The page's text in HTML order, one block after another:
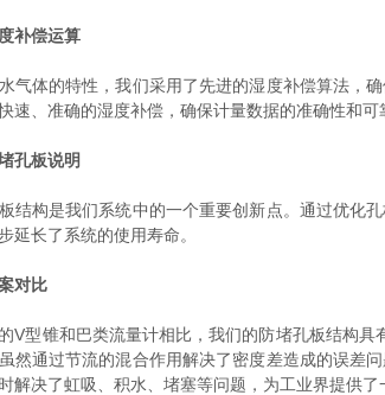
补偿运算
体的特性，我们采用了先进的湿度补偿算法，确
速、准确的湿度补偿，确保计量数据的准确性和可
孔板说明
构是我们系统中的一个重要创新点。通过优化孔
延长了系统的使用寿命。
对比
锥和巴类流量计相比，我们的防堵孔板结构具
然通过节流的混合作用解决了密度差造成的误差
解决了虹吸、积水、堵塞等问题，为工业界提供了